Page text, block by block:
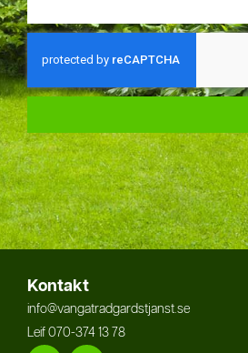
Kontakt
info@vangatradgardstjanst.se
Leif 070-374 13 78